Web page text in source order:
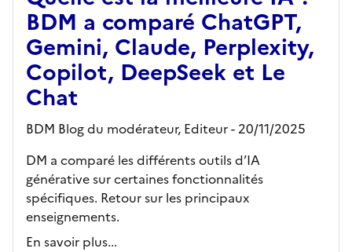
BDM a comparé ChatGPT,
Gemini, Claude, Perplexity,
Copilot, DeepSeek et Le
Chat
BDM Blog du modérateur, Editeur- 20/11/2025
DM a comparé les différents outils d’IA
générative sur certaines fonctionnalités
spécifiques. Retour sur les principaux
enseignements.
En savoir plus...